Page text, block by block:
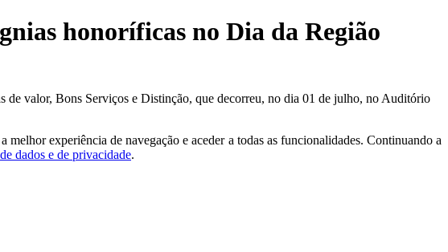
honoríficas no Dia da Região
valor, Bons Serviços e Distinção, que decorreu, no dia 01 de julho, no Auditório
experiência de navegação e aceder a todas as funcionalidades. Continuando a
dados e de privacidade.